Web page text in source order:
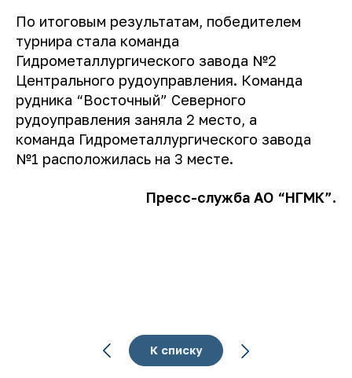
По итоговым результатам, победителем
турнира стала команда
Гидрометаллургического завода №2
Центрального рудоуправления. Команда
рудника “Восточный” Северного
рудоуправления заняла 2 место, а
команда Гидрометаллургического завода
№1 расположилась на 3 месте.
Пресс-служба АО “НГМК”.
К списку